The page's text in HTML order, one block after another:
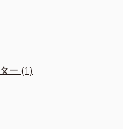
ー (1)